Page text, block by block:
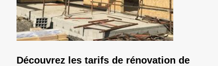
Découvrez les tarifs de rénovation de